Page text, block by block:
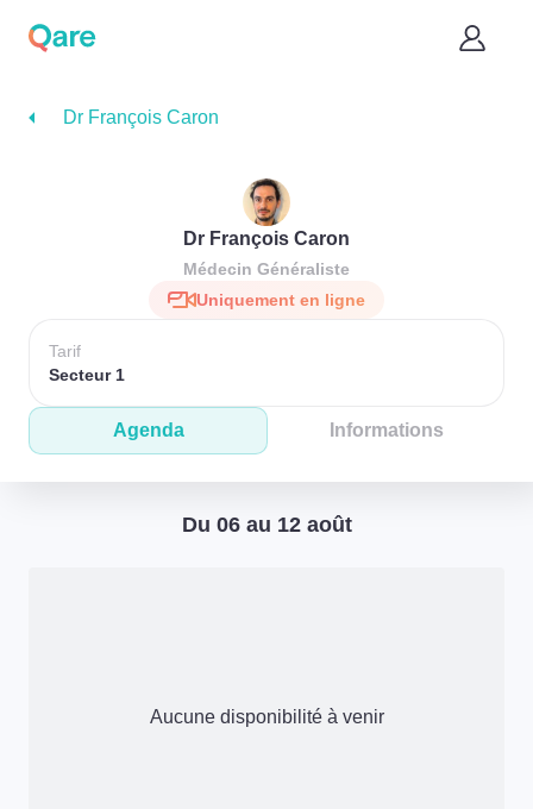
Dr François Caron
Dr François Caron
Médecin Généraliste
Uniquement en ligne
Tarif
Secteur 1
Agenda Informations
Du 06 au 12 août
Aucune disponibilité à venir